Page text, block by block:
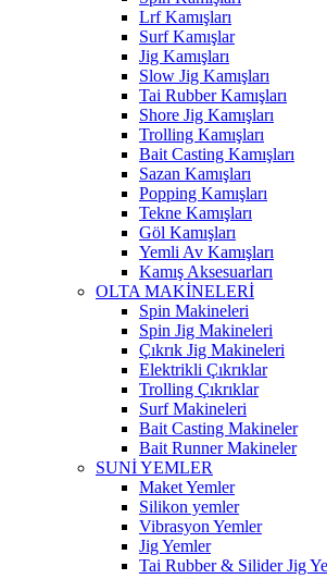
Lrf Kamışları
Surf Kamışlar
Jig Kamışları
Slow Jig Kamışları
Tai Rubber Kamışları
Shore Jig Kamışları
Trolling Kamışları
Bait Casting Kamışları
Sazan Kamışları
Popping Kamışları
Tekne Kamışları
Göl Kamışları
Yemli Av Kamışları
Kamış Aksesuarları
OLTA MAKİNELERİ
Spin Makineleri
Spin Jig Makineleri
Çıkrık Jig Makineleri
Elektrikli Çıkrıklar
Trolling Çıkrıklar
Surf Makineleri
Bait Casting Makineler
Bait Runner Makineler
SUNİ YEMLER
Maket Yemler
Silikon yemler
Vibrasyon Yemler
Jig Yemler
Tai Rubber & Silider Jig